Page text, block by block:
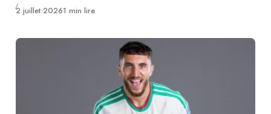
Publié
2 juillet 20261 min lire